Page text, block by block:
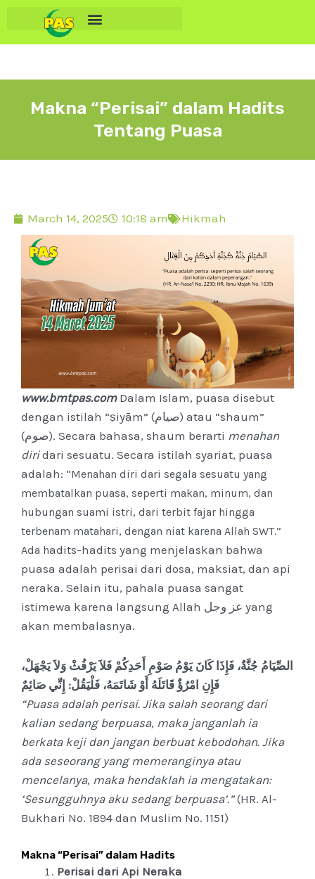
Makna “Perisai” dalam Hadits
Tentang Puasa
March 14, 2025 10:18 am Hikmah
www.bmtpas.comDalam Islam, puasa disebut
dengan istilah “ṣiyām” (صيام) atau “shaum”
(صوم). Secara bahasa, shaum berarti menahan
diridari sesuatu. Secara istilah syariat, puasa
adalah: “Menahan diri dari segala sesuatu yang
membatalkan puasa, seperti makan, minum, dan
hubungan suami istri, dari terbit fajar hingga
terbenam matahari, dengan niat karena Allah SWT.”
Ada hadits-hadits yang menjelaskan bahwa
puasa adalah perisai dari dosa, maksiat, dan api
neraka. Selain itu, pahala puasa sangat
istimewa karena langsung Allah عز وجل yang
akan membalasnya.
الصِّيَامُ جُنَّةٌ، فَإِذَا كَانَ يَوْمُ صَوْمِ أَحَدِكُمْ فَلاَ يَرْفُثْ وَلاَ يَجْهَلْ،
فَإِنِ امْرُؤٌ قَاتَلَهُ أَوْ شَاتَمَهُ، فَلْيَقُلْ: إِنِّي صَائِمٌ
“Puasa adalah perisai. Jika salah seorang dari
kalian sedang berpuasa, maka janganlah ia
berkata keji dan jangan berbuat kebodohan. Jika
ada seseorang yang memeranginya atau
mencelanya, maka hendaklah ia mengatakan:
‘Sesungguhnya aku sedang berpuasa’.”(HR. Al-
Bukhari No. 1894 dan Muslim No. 1151)
Makna “Perisai” dalam Hadits
Perisai dari Api Neraka